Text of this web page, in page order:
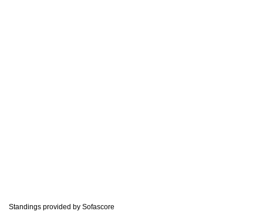
Standings provided by Sofascore